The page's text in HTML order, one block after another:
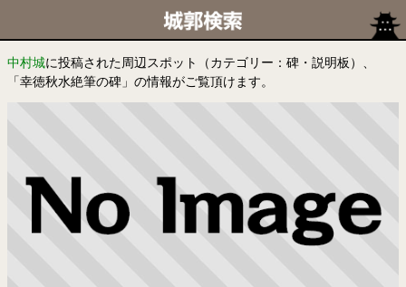
中村城に投稿された周辺スポット（カテゴリー：碑・説明板）、
「幸徳秋水絶筆の碑」の情報がご覧頂けます。